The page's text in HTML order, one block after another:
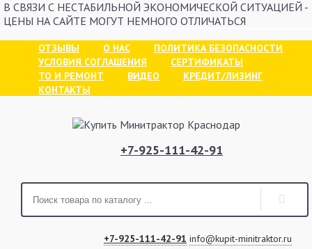
В СВЯЗИ С НЕСТАБИЛЬНОЙ ЭКОНОМИЧЕСКОЙ СИТУАЦИЕЙ -
ЦЕНЫ НА САЙТЕ МОГУТ НЕМНОГО ОТЛИЧАТЬСЯ
ОТЗЫВЫ О НАС
ПОЛИТИКА БЕЗОПАСНОСТИ
УСЛОВИЯ СОГЛАШЕНИЯ
СЕРТИФИКАТЫ
ТО И РЕМОНТ
ВИДЕО
КРЕДИТ/ЛИЗИНГ
КОНТАКТЫ
+7-925-111-42-91
+7-925-111-42-91 info@kupit-minitraktor.ru